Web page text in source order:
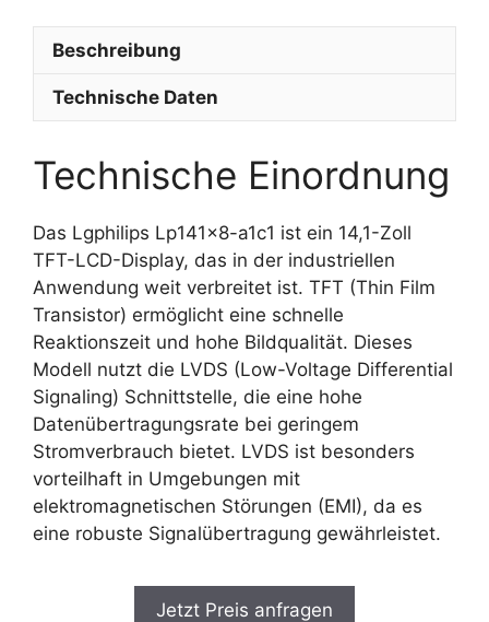
Beschreibung
Technische Daten
Technische Einordnung
Das Lgphilips Lp141x8-a1c1 ist ein 14,1-Zoll
TFT-LCD-Display, das in der industriellen
Anwendung weit verbreitet ist. TFT (Thin Film
Transistor) ermöglicht eine schnelle
Reaktionszeit und hohe Bildqualität. Dieses
Modell nutzt die LVDS (Low-Voltage Differential
Signaling) Schnittstelle, die eine hohe
Datenübertragungsrate bei geringem
Stromverbrauch bietet. LVDS ist besonders
vorteilhaft in Umgebungen mit
elektromagnetischen Störungen (EMI), da es
eine robuste Signalübertragung gewährleistet.
Jetzt Preis anfragen